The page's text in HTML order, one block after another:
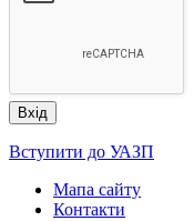
Вступити до УАЗП
Мапа сайту
Контакти